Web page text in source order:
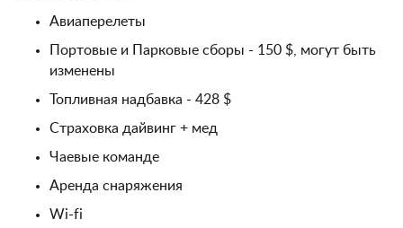
Авиаперелеты
Портовые и Парковые сборы - 150 $, могут быть
изменены
Топливная надбавка - 428 $
Страховка дайвинг + мед
Чаевые команде
Аренда снаряжения
Wi-fi